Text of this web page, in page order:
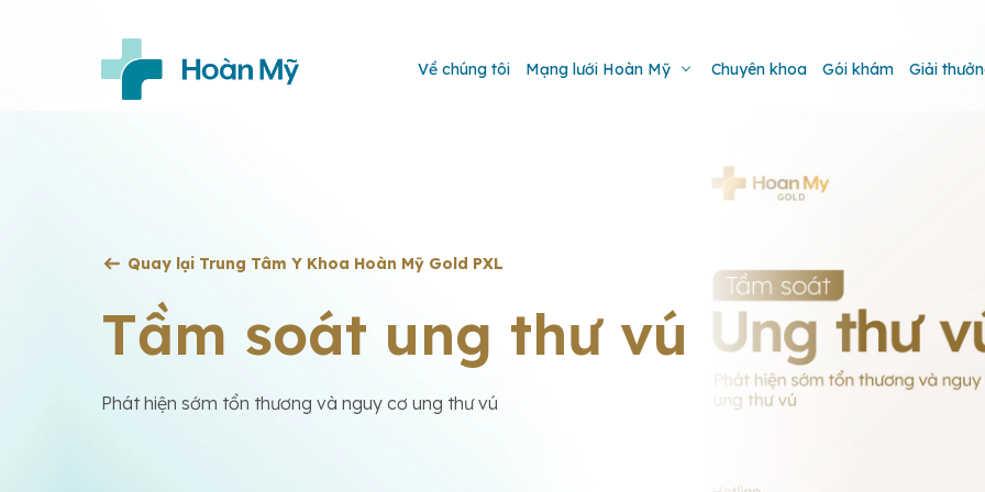
Về chúng tôi Mạng lưới Hoàn Mỹ Chuyên khoa Gói khám Giải
Quay lại Trung Tâm Y Khoa Hoàn Mỹ Gold PXL
Tầm soát ung thư vú
Phát hiện sớm tổn thương và nguy cơ ung thư vú